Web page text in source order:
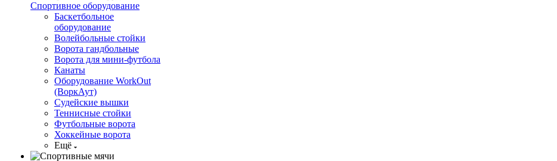
Спортивное оборудование
Баскетбольное
оборудование
Волейбольные стойки
Ворота гандбольные
Ворота для мини-футбола
Канаты
Оборудование WorkOut
(ВоркАут)
Судейские вышки
Теннисные стойки
Футбольные ворота
Хоккейные ворота
Ещё